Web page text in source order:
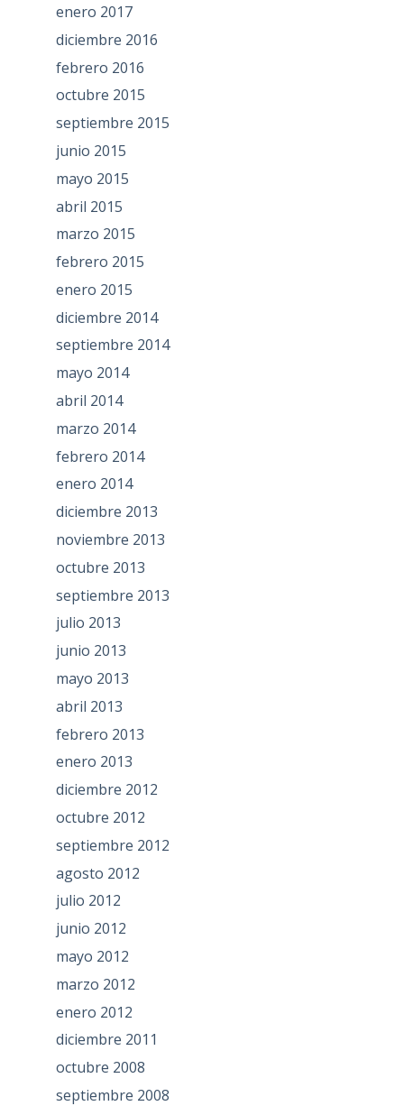
enero 2017
diciembre 2016
febrero 2016
octubre 2015
septiembre 2015
junio 2015
mayo 2015
abril 2015
marzo 2015
febrero 2015
enero 2015
diciembre 2014
septiembre 2014
mayo 2014
abril 2014
marzo 2014
febrero 2014
enero 2014
diciembre 2013
noviembre 2013
octubre 2013
septiembre 2013
julio 2013
junio 2013
mayo 2013
abril 2013
febrero 2013
enero 2013
diciembre 2012
octubre 2012
septiembre 2012
agosto 2012
julio 2012
junio 2012
mayo 2012
marzo 2012
enero 2012
diciembre 2011
octubre 2008
septiembre 2008